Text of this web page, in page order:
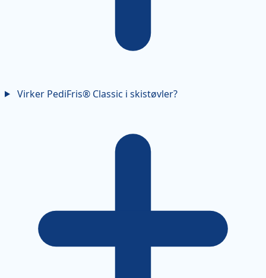
Virker PediFris® Classic i skistøvler?